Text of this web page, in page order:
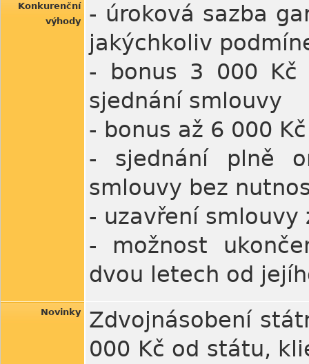
Konkurenční
výhody
- úroková sazba
jakýchkoliv
- bonus 3 000
sjednání smlouvy
- bonus až 6 000
- sjednání plně
smlouvy bez
- uzavření smlouvy
- možnost
dvou letech od
Novinky
Zdvojnásobení
000 Kč od státu,